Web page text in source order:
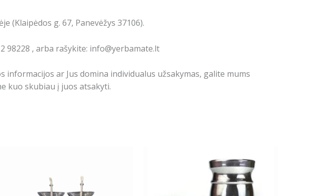
(Klaipėdos g. 67, Panevėžys 37106).
98228 , arba rašykite: info@yerbamate.lt
informacijos ar Jus domina individualus užsakymas, galite mums
kuo skubiau į juos atsakyti.